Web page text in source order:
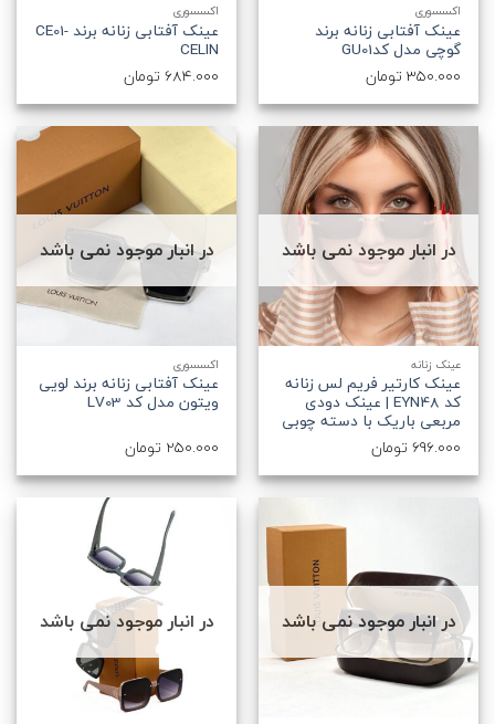
اکسسوری
عینک آفتابی زنانه برند
گوچی مدل کدGU01
350.000تومان
اکسسوری
عینک آفتابی زنانه برند CE01-
CELIN
684.000تومان
در انبار موجود نمی باشد
عینک زنانه
عینک کارتیر فریم لس زنانه
کد EYN48 | عینک دودی
مربعی باریک با دسته چوبی
696.000تومان
در انبار موجود نمی باشد
اکسسوری
عینک آفتابی زنانه برند لویی
ویتون مدل کد LV03
250.000 تومان
در انبار موجود نمی باشد در انبار موجود نمی باشد